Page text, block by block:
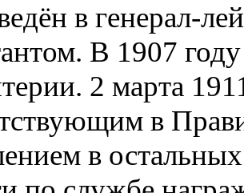
в генерал-
В 1907
2 марта
в
в